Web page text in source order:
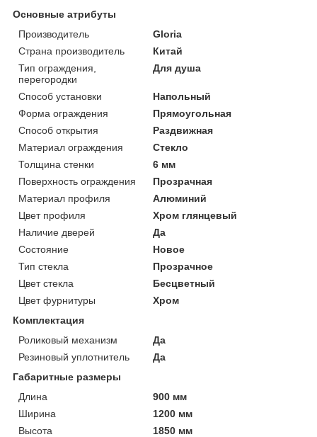
Основные атрибуты
Производитель
Gloria
Страна производитель
Китай
Тип ограждения,
перегородки
Для душа
Способ установки
Напольный
Форма ограждения
Прямоугольная
Способ открытия
Раздвижная
Материал ограждения
Стекло
Толщина стенки
6 мм
Поверхность ограждения
Прозрачная
Материал профиля
Алюминий
Цвет профиля
Хром глянцевый
Наличие дверей
Да
Состояние
Новое
Тип стекла
Прозрачное
Цвет стекла
Бесцветный
Цвет фурнитуры
Хром
Комплектация
Роликовый механизм
Да
Резиновый уплотнитель
Да
Габаритные размеры
Длина
900 мм
Ширина
1200 мм
Высота
1850 мм